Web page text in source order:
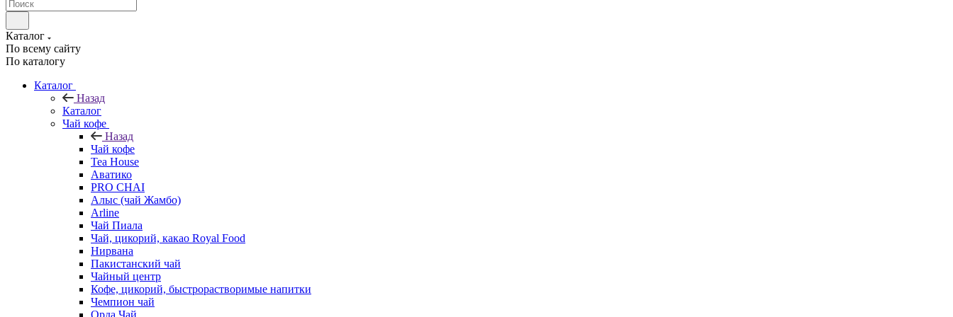
Каталог
По всему сайту
По каталогу
Каталог
Назад
Каталог
Чай кофе
Назад
Чай кофе
Tea House
Аватико
PRO CHAI
Алыс (чай Жамбо)
Arline
Чай Пиала
Чай, цикорий, какао Royal Food
Нирвана
Пакистанский чай
Чайный центр
Кофе, цикорий, быстрорастворимые напитки
Чемпион чай
Орда Чай